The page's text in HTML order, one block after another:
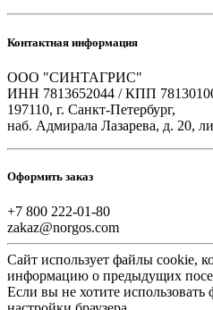
Контактная информация
ООО "СИНТАГРИС"
ИНН 7813652044 / КПП
197110, г. Санкт-Петербург,
наб. Адмирала Лазарева, д. 20,
Оформить заказ
+7 800 222-01-80
zakaz@norgos.com
Сайт использует файлы cookie,
информацию о предыдущих
Если вы не хотите